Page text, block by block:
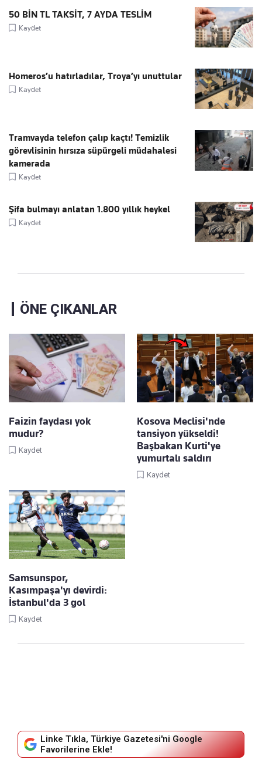
50 BİN TL TAKSİT, 7 AYDA TESLİM
Kaydet
Homeros’u hatırladılar, Troya’yı unuttular
Kaydet
Tramvayda telefon çalıp kaçtı! Temizlik
görevlisinin hırsıza süpürgeli müdahalesi
kamerada
Kaydet
Şifa bulmayı anlatan 1.800 yıllık heykel
Kaydet
ÖNE ÇIKANLAR
Faizin faydası yok
mudur?
Kaydet
Kosova Meclisi'nde
tansiyon yükseldi!
Başbakan Kurti'ye
yumurtalı saldırı
Kaydet
Samsunspor,
Kasımpaşa'yı devirdi:
İstanbul'da 3 gol
Kaydet
Linke Tıkla, Türkiye Gazetesi'ni Google
Favorilerine Ekle!